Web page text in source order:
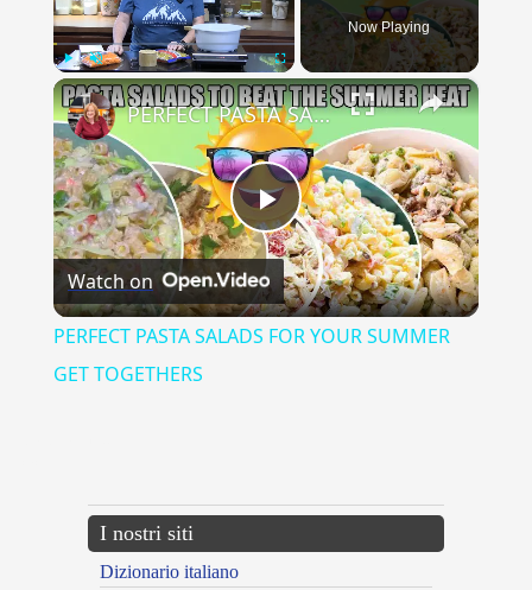
Play Unmute Fullscreen
Now Playing
×
Play
Video
PERFECT PASTA SALADS FOR YOUR SUMMER GET TOGETHERS
Watch on
PERFECT PASTA SALADS FOR YOUR SUMMER
GET TOGETHERS
I nostri siti
Dizionario italiano